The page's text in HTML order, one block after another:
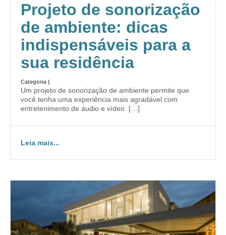
Projeto de sonorização
de ambiente: dicas
indispensáveis para a
sua residência
Categoria |
Um projeto de sonorização de ambiente permite que
você tenha uma experiência mais agradável com
entretenimento de áudio e vídeo. […]
Leia mais...